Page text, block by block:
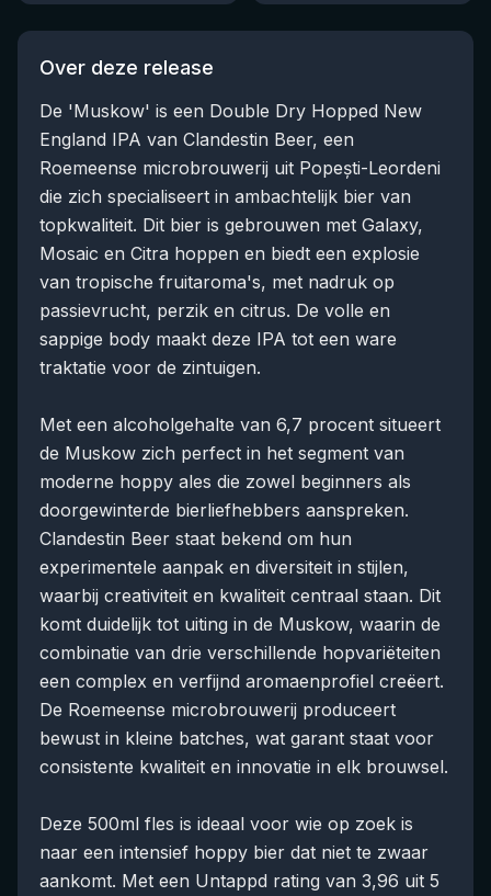
Over deze release
De 'Muskow' is een Double Dry Hopped New
England IPA van Clandestin Beer, een
Roemeense microbrouwerij uit Popești-Leordeni
die zich specialiseert in ambachtelijk bier van
topkwaliteit. Dit bier is gebrouwen met Galaxy,
Mosaic en Citra hoppen en biedt een explosie
van tropische fruitaroma's, met nadruk op
passievrucht, perzik en citrus. De volle en
sappige body maakt deze IPA tot een ware
traktatie voor de zintuigen.
Met een alcoholgehalte van 6,7 procent situeert
de Muskow zich perfect in het segment van
moderne hoppy ales die zowel beginners als
doorgewinterde bierliefhebbers aanspreken.
Clandestin Beer staat bekend om hun
experimentele aanpak en diversiteit in stijlen,
waarbij creativiteit en kwaliteit centraal staan. Dit
komt duidelijk tot uiting in de Muskow, waarin de
combinatie van drie verschillende hopvariëteiten
een complex en verfijnd aromaenprofiel creëert.
De Roemeense microbrouwerij produceert
bewust in kleine batches, wat garant staat voor
consistente kwaliteit en innovatie in elk brouwsel.
Deze 500ml fles is ideaal voor wie op zoek is
naar een intensief hoppy bier dat niet te zwaar
aankomt. Met een Untappd rating van 3,96 uit 5